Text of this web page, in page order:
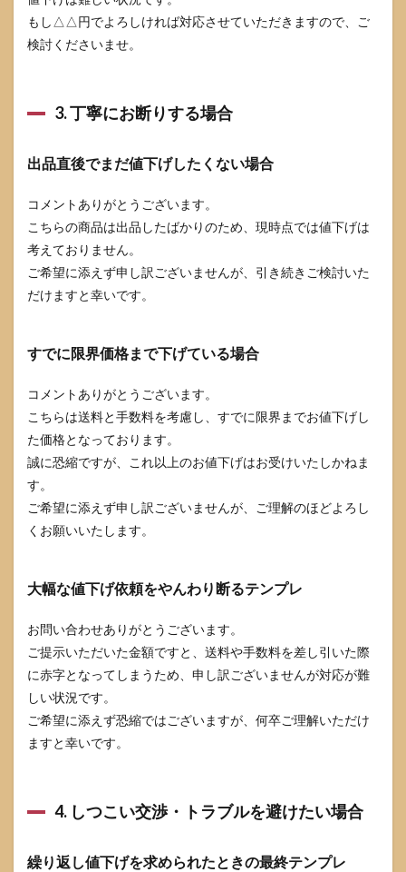
もし△△円でよろしければ対応させていただきますので、ご
検討くださいませ。
3. 丁寧にお断りする場合
出品直後でまだ値下げしたくない場合
コメントありがとうございます。
こちらの商品は出品したばかりのため、現時点では値下げは
考えておりません。
ご希望に添えず申し訳ございませんが、引き続きご検討いた
だけますと幸いです。
すでに限界価格まで下げている場合
コメントありがとうございます。
こちらは送料と手数料を考慮し、すでに限界までお値下げし
た価格となっております。
誠に恐縮ですが、これ以上のお値下げはお受けいたしかねま
す。
ご希望に添えず申し訳ございませんが、ご理解のほどよろし
くお願いいたします。
大幅な値下げ依頼をやんわり断るテンプレ
お問い合わせありがとうございます。
ご提示いただいた金額ですと、送料や手数料を差し引いた際
に赤字となってしまうため、申し訳ございませんが対応が難
しい状況です。
ご希望に添えず恐縮ではございますが、何卒ご理解いただけ
ますと幸いです。
4. しつこい交渉・トラブルを避けたい場合
繰り返し値下げを求められたときの最終テンプレ